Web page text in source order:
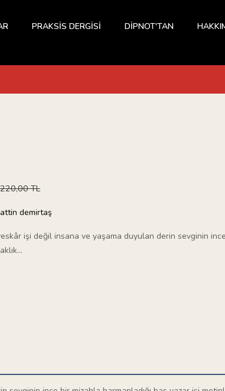
PRAKSİS DERGİSİ DİPNOT'TAN
220,00 TL
demirtaş
işi değil insana ve yaşama duyulan derin sevginin